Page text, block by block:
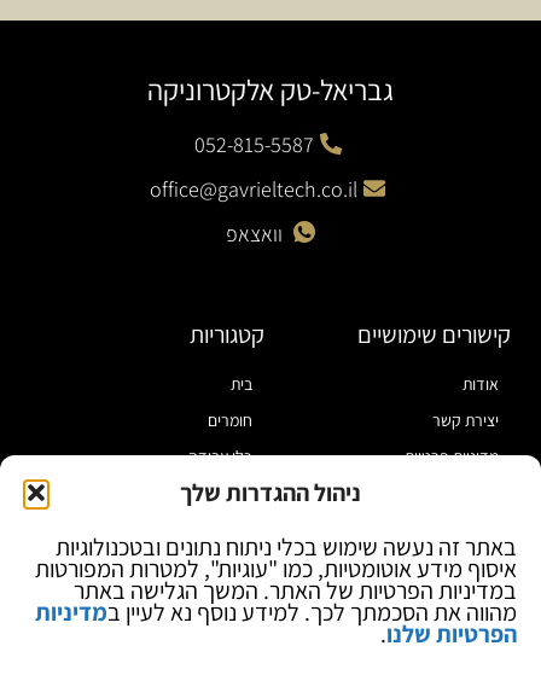
ניהול ההגדרות שלך
באתר זה נעשה שימוש בכלי ניתוח נתונים ובטכנולוגיות
איסוף מידע אוטומטיות, כמו "עוגיות", למטרות המפורטות
במדיניות הפרטיות של האתר. המשך הגלישה באתר
מהווה את הסכמתך לכך. למידע נוסף נא לעיין במדיניות
הפרטיות שלנו.
גבריאל-טק אלקטרוניקה
052-815-5587
office@gavrieltech.co.il
וואצאפ
קישורים שימושיים
אודות
יצירת קשר
מדיניות פרטיות
בלוג
קטגוריות
בית
חומרים
כלי עבודה
מוצרי הלחמה
ספקי כח ומודדים
ציוד אופטי להגדלה